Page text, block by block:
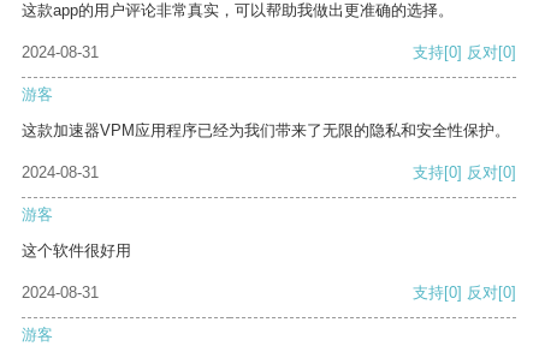
这款app的用户评论非常真实，可以帮助我做出更准确的选择。
2024-08-31 支持[0] 反对[0]
游客
这款加速器VPM应用程序已经为我们带来了无限的隐私和安全性保护。
2024-08-31 支持[0] 反对[0]
游客
这个软件很好用
2024-08-31 支持[0] 反对[0]
游客